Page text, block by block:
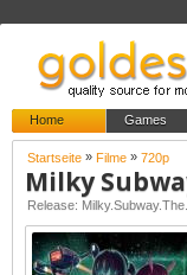
Home Games
Startseite » Filme » 720p
Milky